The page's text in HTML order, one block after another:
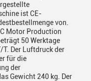
ist CE-
von.
Motor Production
50 Werktage
Der Luftdruck der
für die
der
Gewicht 240 kg. Der